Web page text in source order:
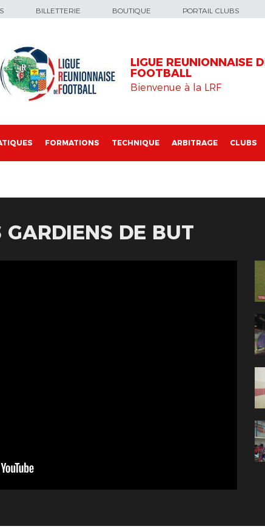
BILLETTERIE BOUTIQUE PORTAIL CLUBS
LIGUE REUNIONNAISE
FOOTBALL
Bienvenue à la LRF
FORMATIONS TECHNIQUE ARBITRAGE CLUBS
GARDIENS DE BUT